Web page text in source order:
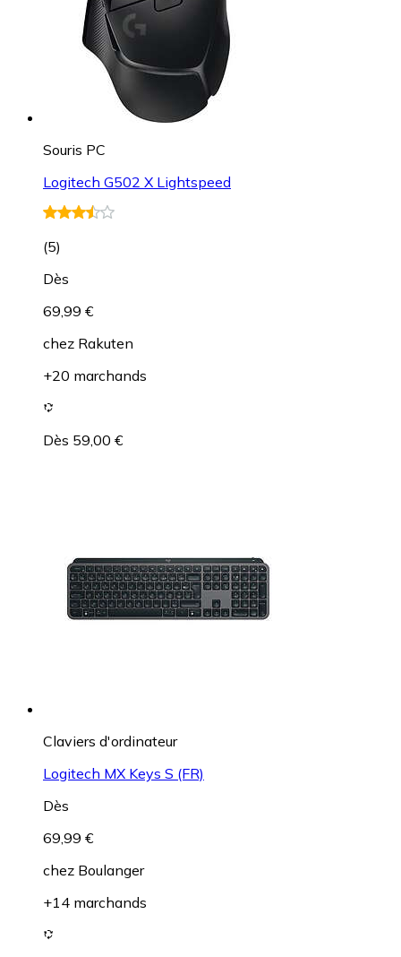
Souris PC
Logitech G502 X Lightspeed
(5)
Dès
69,99 €
chez Rakuten
+20 marchands
Dès 59,00 €
Claviers d'ordinateur
Logitech MX Keys S (FR)
Dès
69,99 €
chez Boulanger
+14 marchands